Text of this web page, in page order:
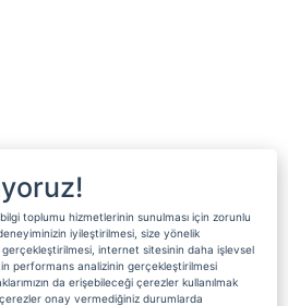
toplumu hizmetlerinin sunulması için zorunlu
iyileştirilmesi, size yönelik
internet sitesinin daha işlevsel
performans analizinin gerçekleştirilmesi
da erişebileceği çerezler kullanılmak
onay vermediğiniz durumlarda